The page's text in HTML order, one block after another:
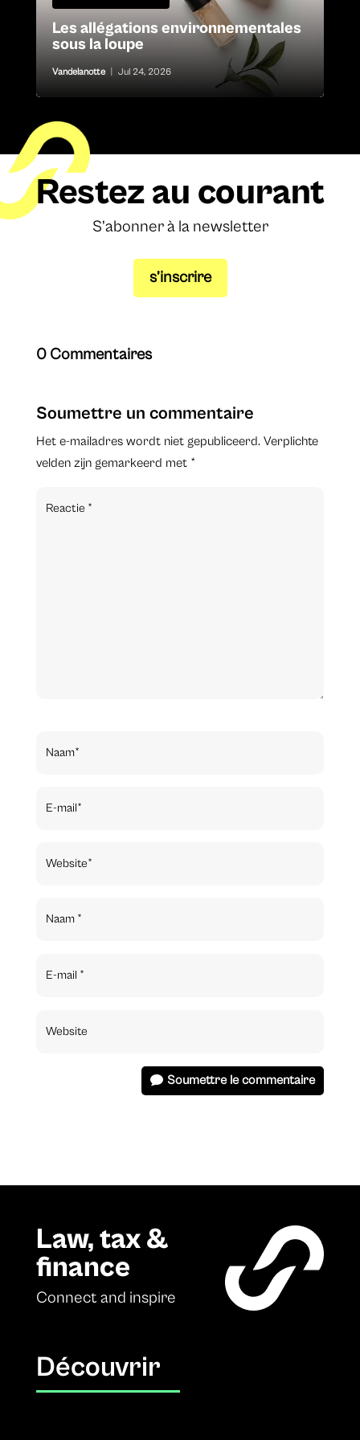
Les allégations environnementales
sous la loupe
Vandelanotte Jul 24, 2026
Restez au courant
S’abonner à la newsletter
s’inscrire
0 Commentaires
Soumettre un commentaire
Het e-mailadres wordt niet gepubliceerd. Verplichte
velden zijn gemarkeerd met *
Soumettre le commentaire
Law, tax &
finance
Connect and inspire
Découvrir